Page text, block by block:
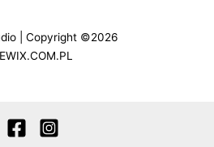
| Copyright ©2026